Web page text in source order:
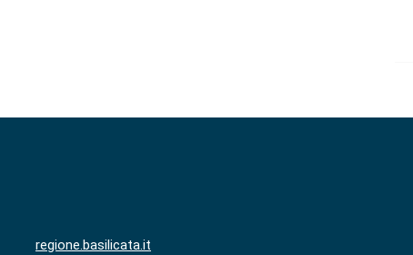
regione.basilicata.it